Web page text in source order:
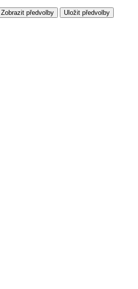
Zobrazit předvolby Uložit předvolby